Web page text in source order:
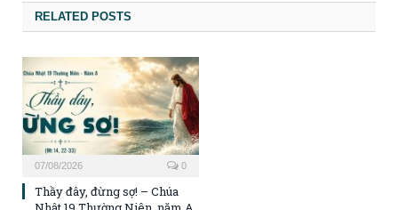
RELATED POSTS
07/08/2026 0
Thầy đây, đừng sợ! – Chúa